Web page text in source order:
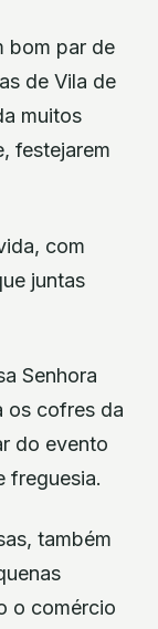
bom par de
de Vila de
muitos
festejarem
com
juntas
Senhora
os cofres da
do evento
freguesia.
também
o comércio